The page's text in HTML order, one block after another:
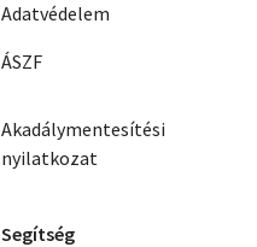
Adatvédelem
ÁSZF
Akadálymentesítési
nyilatkozat
Segítség